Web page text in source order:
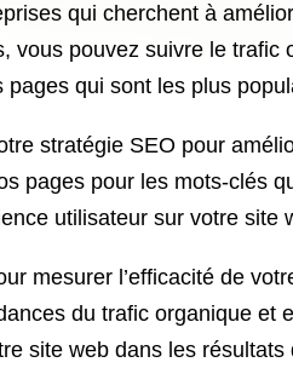
qui cherchent à
vous pouvez suivre le
qui sont les plus
stratégie SEO pour
pages pour les mots-clés
utilisateur sur votre site
mesurer l’efficacité de
du trafic organique et
site web dans les